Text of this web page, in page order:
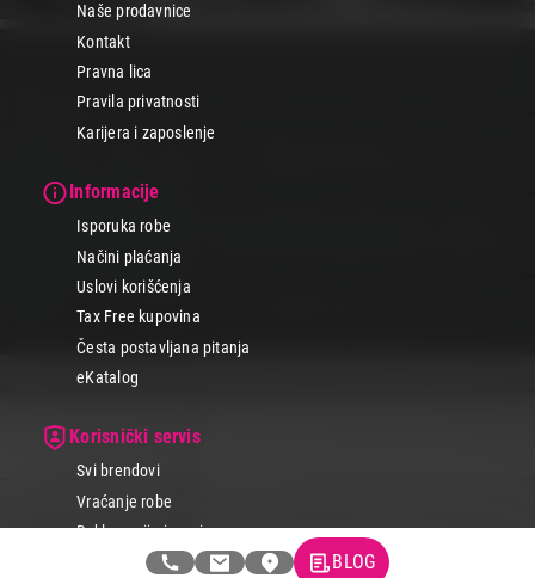
Naše prodavnice
Kontakt
Pravna lica
Pravila privatnosti
Karijera i zaposlenje
Informacije
Isporuka robe
Načini plaćanja
Uslovi korišćenja
Tax Free kupovina
Česta postavljana pitanja
eKatalog
Korisnički servis
Svi brendovi
Vraćanje robe
Reklamacije i servis
Pratite nas na društvenim mrežamaBLOG